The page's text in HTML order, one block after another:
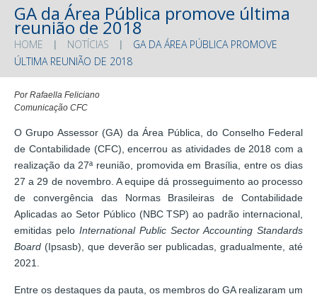
GA da Área Pública promove última
reunião de 2018
HOME NOTÍCIAS
GA DA ÁREA PÚBLICA PROMOVE
ÚLTIMA REUNIÃO DE 2018
Por Rafaella Feliciano
Comunicação CFC
O Grupo Assessor (GA) da Área Pública, do Conselho Federal
de Contabilidade (CFC), encerrou as atividades de 2018 com a
realização da 27ª reunião, promovida em Brasília, entre os dias
27 a 29 de novembro. A equipe dá prosseguimento ao processo
de convergência das Normas Brasileiras de Contabilidade
Aplicadas ao Setor Público (NBC TSP) ao padrão internacional,
emitidas pelo International Public Sector Accounting Standards
Board (Ipsasb), que deverão ser publicadas, gradualmente, até
2021.
Entre os destaques da pauta, os membros do GA realizaram um